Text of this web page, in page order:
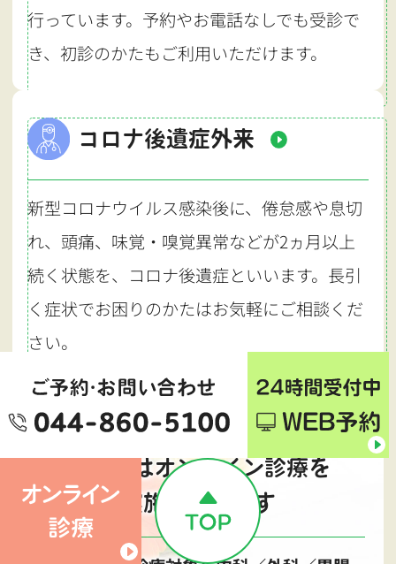
行っています。予約やお電話なしでも受診で
き、初診のかたもご利用いただけます。
コロナ後遺症外来
新型コロナウイルス感染後に、倦怠感や息切
れ、頭痛、味覚・嗅覚異常などが2ヵ月以上
続く状態を、コロナ後遺症といいます。長引
く症状でお困りのかたはお気軽にご相談くだ
さい。
当院ではオンライン診療を
実施しています